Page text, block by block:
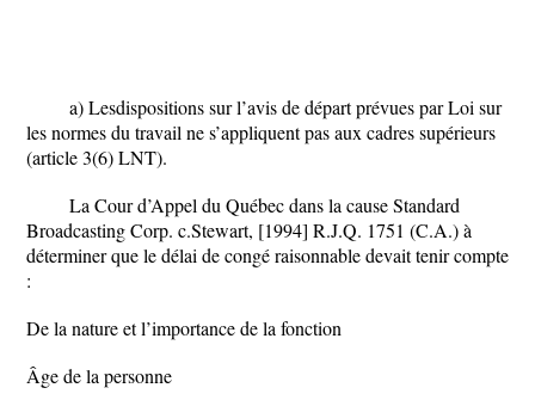
a) Lesdispositions sur l’avis de départ prévues par Loi sur
les normes du travail ne s’appliquent pas aux cadres supérieurs
(article 3(6) LNT).
La Cour d’Appel du Québec dans la cause Standard
Broadcasting Corp. c.Stewart, [1994] R.J.Q. 1751 (C.A.) à
déterminer que le délai de congé raisonnable devait tenir compte
:
De la nature et l’importance de la fonction
Âge de la personne